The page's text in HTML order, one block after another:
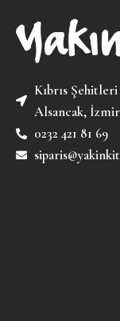
Kıbrıs
Alsancak, İzmir
0232 421 81 69